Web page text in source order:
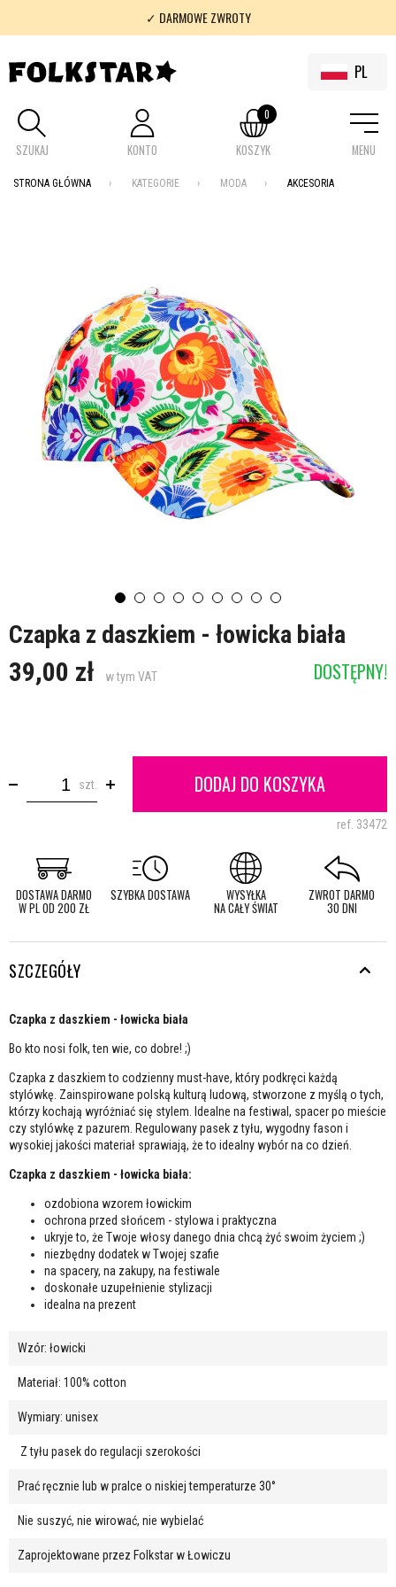
✓ DARMOWE ZWROTY
✓ 100% FOLKLOR
PL
SZUKAJ KONTO KOSZYK
0
MENU
STRONA GŁÓWNA KATEGORIE MODA AKCESORIA
Czapka z daszkiem - łowicka biała
39,00 zł w tym VAT DOSTĘPNY!
szt. DODAJ DO KOSZYKA
ref. 33472
DOSTAWA DARMO
W PL OD 200 ZŁ
SZYBKA DOSTAWA WYSYŁKA
NA CAŁY ŚWIAT
ZWROT DARMO
30 DNI
SZCZEGÓŁY
Czapka z daszkiem - łowicka biała
Bo kto nosi folk, ten wie, co dobre! ;)
Czapka z daszkiem to codzienny must-have, który podkręci każdą
stylówkę. Zainspirowane polską kulturą ludową, stworzone z myślą o tych,
którzy kochają wyróżniać się stylem. Idealne na festiwal, spacer po mieście
czy stylówkę z pazurem. Regulowany pasek z tyłu, wygodny fason i
wysokiej jakości materiał sprawiają, że to idealny wybór na co dzień.
Czapka z daszkiem - łowicka biała:
ozdobiona wzorem łowickim
ochrona przed słońcem - stylowa i praktyczna
ukryje to, że Twoje włosy danego dnia chcą żyć swoim życiem ;)
niezbędny dodatek w Twojej szafie
na spacery, na zakupy, na festiwale
doskonałe uzupełnienie stylizacji
idealna na prezent
Wzór: łowicki
Materiał: 100% cotton
Wymiary: unisex
Z tyłu pasek do regulacji szerokości
Prać ręcznie lub w pralce o niskiej temperaturze 30°
Nie suszyć, nie wirować, nie wybielać
Zaprojektowane przez Folkstar w Łowiczu